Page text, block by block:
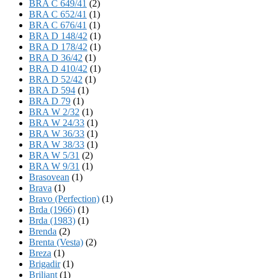
BRA C 649/41 (2)
BRA C 652/41 (1)
BRA C 676/41 (1)
BRA D 148/42 (1)
BRA D 178/42 (1)
BRA D 36/42 (1)
BRA D 410/42 (1)
BRA D 52/42 (1)
BRA D 594 (1)
BRA D 79 (1)
BRA W 2/32 (1)
BRA W 24/33 (1)
BRA W 36/33 (1)
BRA W 38/33 (1)
BRA W 5/31 (2)
BRA W 9/31 (1)
Brasovean (1)
Brava (1)
Bravo (Perfection) (1)
Brda (1966) (1)
Brda (1983) (1)
Brenda (2)
Brenta (Vesta) (2)
Breza (1)
Brigadir(1)
Briljant (1)